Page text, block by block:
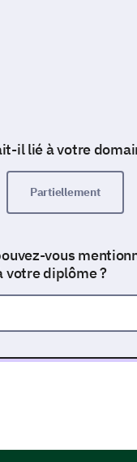
il lié à votre
Partiellement
vous
votre diplôme ?